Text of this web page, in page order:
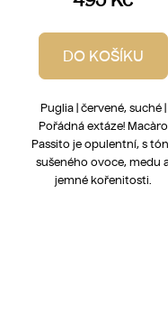
DO KOŠÍKU
Puglia | červené, suché |
Pořádná extáze! Macàro
Passito je opulentní, s
sušeného ovoce, medu
jemné kořenitosti.